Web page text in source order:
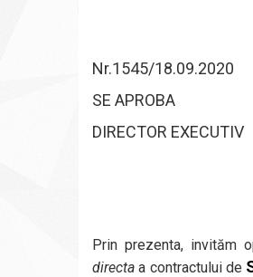
Nr.1545/18.09.2020
SE APROBA
DIRECTOR EXECUTIV
Prin prezenta, invităm
directaa contractului de